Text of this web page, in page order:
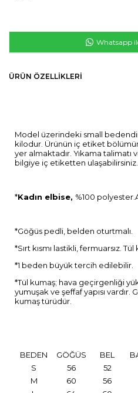
Whatsapp
ÜRÜN ÖZELLIKLERI
Model üzerindeki small
kilodur. Ürünün iç etiket
yer almaktadır. Yıkama
bilgiye iç etiketten ulaşabilirsiniz.
*Kadın elbise, %100
*Göğüs pedli, belden oturtmalı.
*Sırt kısmı lastikli, fermuarsız. Tül
*1 beden büyük tercih edilebilir.
*Tül kumaş; hava geçirgenliği
yumuşak ve şeffaf yapısı vardır.
kumaş türüdür.
BEDEN GÖĞÜS BEL
S
56 52
M
60 56